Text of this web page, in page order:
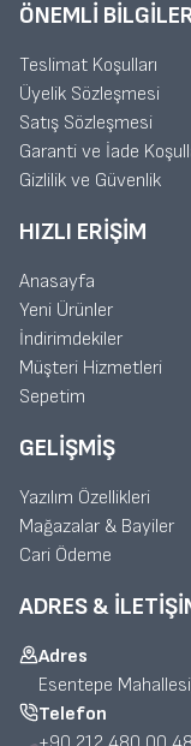
ÖNEMLI
Teslimat Koşulları
Üyelik Sözleşmesi
Satış Sözleşmesi
Garanti ve İade
Gizlilik ve Güvenlik
HIZLI ERIŞIM
Anasayfa
Yeni Ürünler
İndirimdekiler
Müşteri Hizmetleri
Sepetim
GELIŞMIŞ
Yazılım Özellikleri
Mağazalar & Bayiler
Cari Ödeme
ADRES &
Adres
Esentepe
Telefon